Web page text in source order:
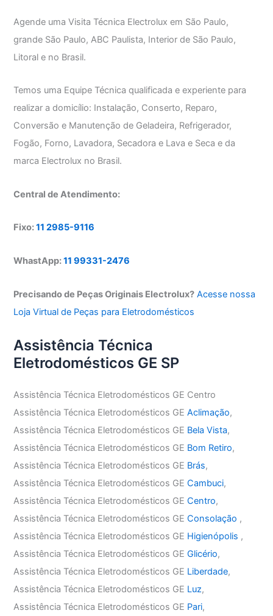
Agende uma Visita Técnica Electrolux em São Paulo,
grande São Paulo, ABC Paulista, Interior de São Paulo,
Litoral e no Brasil.
Temos uma Equipe Técnica qualificada e experiente para
realizar a domicílio: Instalação, Conserto, Reparo,
Conversão e Manutenção de Geladeira, Refrigerador,
Fogão, Forno, Lavadora, Secadora e Lava e Seca e da
marca Electrolux no Brasil.
Central de Atendimento:
Fixo:11 2985-9116
WhastApp:11 99331-2476
Precisando de Peças Originais Electrolux? Acesse nossa
Loja Virtual de Peças para Eletrodomésticos
Assistência Técnica
Eletrodomésticos GE SP
Assistência Técnica Eletrodomésticos GE Centro
Assistência Técnica Eletrodomésticos GEAclimação,
Assistência Técnica Eletrodomésticos GE Bela Vista,
Assistência Técnica Eletrodomésticos GE Bom Retiro,
Assistência Técnica Eletrodomésticos GE Brás,
Assistência Técnica Eletrodomésticos GECambuci,
Assistência Técnica Eletrodomésticos GECentro,
Assistência Técnica Eletrodomésticos GEConsolação ,
Assistência Técnica Eletrodomésticos GE Higienópolis ,
Assistência Técnica Eletrodomésticos GEGlicério,
Assistência Técnica Eletrodomésticos GE Liberdade,
Assistência Técnica Eletrodomésticos GE Luz,
Assistência Técnica Eletrodomésticos GE Pari,